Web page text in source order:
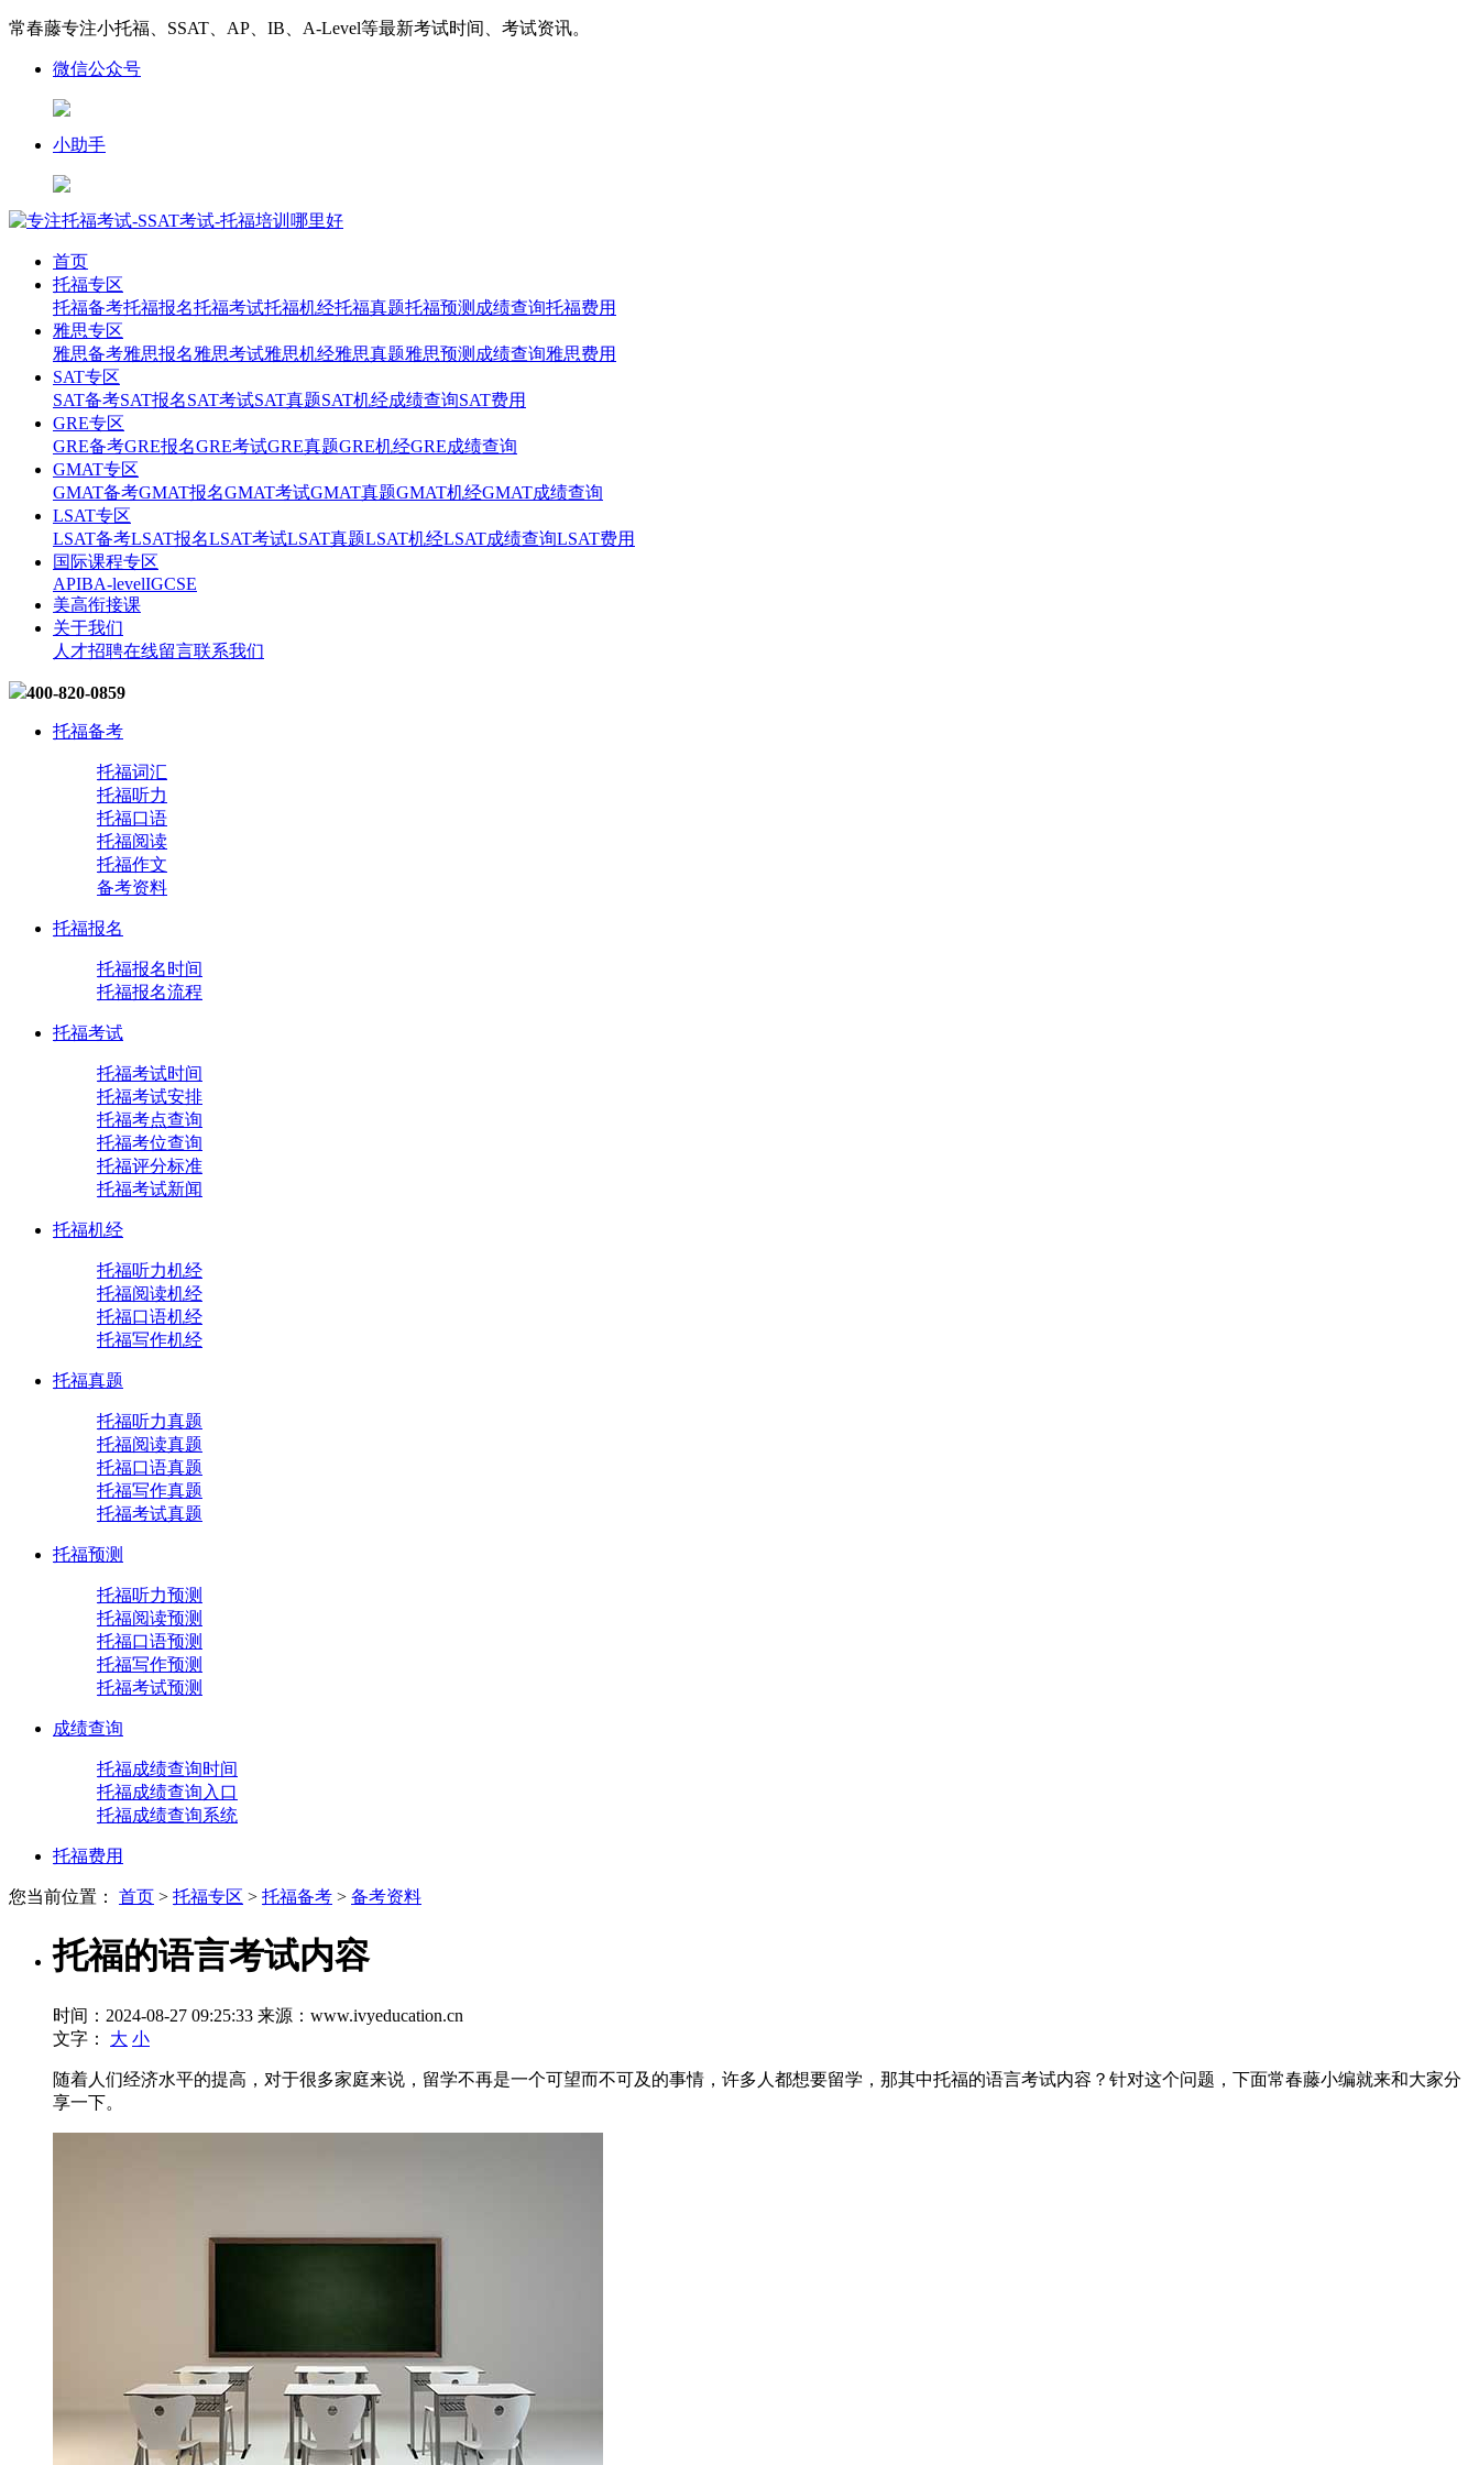
常春藤专注小托福、SSAT、AP、IB、A-Level等最新考试时间、考试资讯。
微信公众号
小助手
首页
托福专区
托福备考托福报名托福考试托福机经托福真题托福预测 成绩查询托福费用
雅思专区
雅思备考雅思报名雅思考试雅思机经雅思真题雅思预测 成绩查询雅思费用
SAT专区
SAT备考SAT报名SAT考试SAT真题SAT机经成绩查询SAT费用
GRE专区
GRE备考GRE报名GRE考试GRE真题GRE机经GRE成绩查询
GMAT专区
GMAT备考GMAT报名GMAT考试GMAT真题GMAT机经GMAT成绩查询
LSAT专区
LSAT备考LSAT报名LSAT考试LSAT真题LSAT机经LSAT成绩查询LSAT费用
国际课程专区
APIBA-levelIGCSE
美高衔接课
关于我们
人才招聘在线留言联系我们
400-820-0859
托福备考
托福词汇
托福听力
托福口语
托福阅读
托福作文
备考资料
托福报名
托福报名时间
托福报名流程
托福考试
托福考试时间
托福考试安排
托福考点查询
托福考位查询
托福评分标准
托福考试新闻
托福机经
托福听力机经
托福阅读机经
托福口语机经
托福写作机经
托福真题
托福听力真题
托福阅读真题
托福口语真题
托福写作真题
托福考试真题
托福预测
托福听力预测
托福阅读预测
托福口语预测
托福写作预测
托福考试预测
成绩查询
托福成绩查询时间
托福成绩查询入口
托福成绩查询系统
托福费用
您当前位置： 首页 > 托福专区 > 托福备考 > 备考资料
托福的语言考试内容
时间：2024-08-27 09:25:33 来源：www.ivyeducation.cn
文字：
大 小
随着人们经济水平的提高，对于很多家庭来说，留学不再是一个可望而不可及的事情，许多人都想要留学，那其中托福的语言考试内容？针对这个问题，下面常春藤小编就来和大家分
享一下。